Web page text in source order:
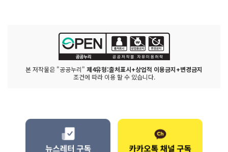
본 저작물은 "공공누리" 제4유형:출처표시+상업적 이용금지+변경금지
조건에 따라 이용 할 수 있습니다.